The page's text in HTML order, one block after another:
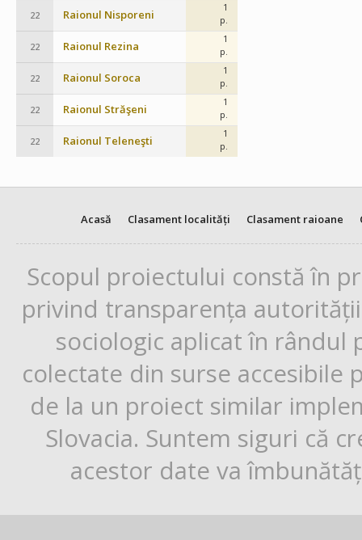
22 Raionul Nisporeni
1
p.
22 Raionul Rezina
1
p.
22 Raionul Soroca
1
p.
22 Raionul Străşeni
1
p.
22 Raionul Teleneşti
1
p.
Acasă Clasament localități Clasament raioane
Scopul proiectului constă în
privind transparența
sociologic aplicat în rândul
colectate din surse
de la un proiect similar
Slovacia. Suntem siguri că
acestor date va